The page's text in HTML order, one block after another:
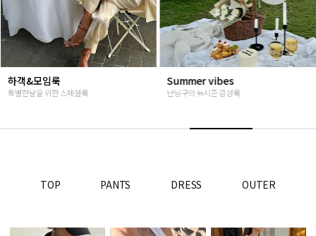
Summer vibes
난닝구의 뉴시즌 감성룩
베스트재진행
고객님들이 인정해주신 Steady seller
TOP PANTS DRESS OUTER